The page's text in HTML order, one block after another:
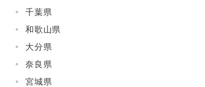
千葉県
和歌山県
大分県
奈良県
宮城県